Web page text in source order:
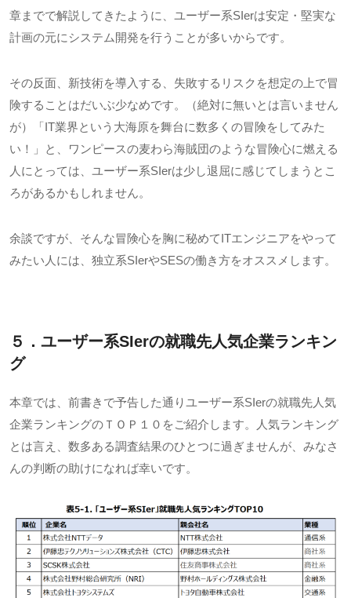
章までで解説してきたように、ユーザー系SIerは安定・堅実な
計画の元にシステム開発を行うことが多いからです。
その反面、新技術を導入する、失敗するリスクを想定の上で冒
険することはだいぶ少なめです。（絶対に無いとは言いません
が）「IT業界という大海原を舞台に数多くの冒険をしてみた
い！」と、ワンピースの麦わら海賊団のような冒険心に燃える
人にとっては、ユーザー系SIerは少し退屈に感じてしまうとこ
ろがあるかもしれません。
余談ですが、そんな冒険心を胸に秘めてITエンジニアをやって
みたい人には、独立系SIerやSESの働き方をオススメします。
５．ユーザー系SIerの就職先人気企業ランキン
グ
本章では、前書きで予告した通りユーザー系SIerの就職先人気
企業ランキングのＴＯＰ１０をご紹介します。人気ランキング
とは言え、数多ある調査結果のひとつに過ぎませんが、みなさ
んの判断の助けになれば幸いです。